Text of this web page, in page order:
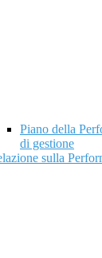
Piano della
di gestione
sulla